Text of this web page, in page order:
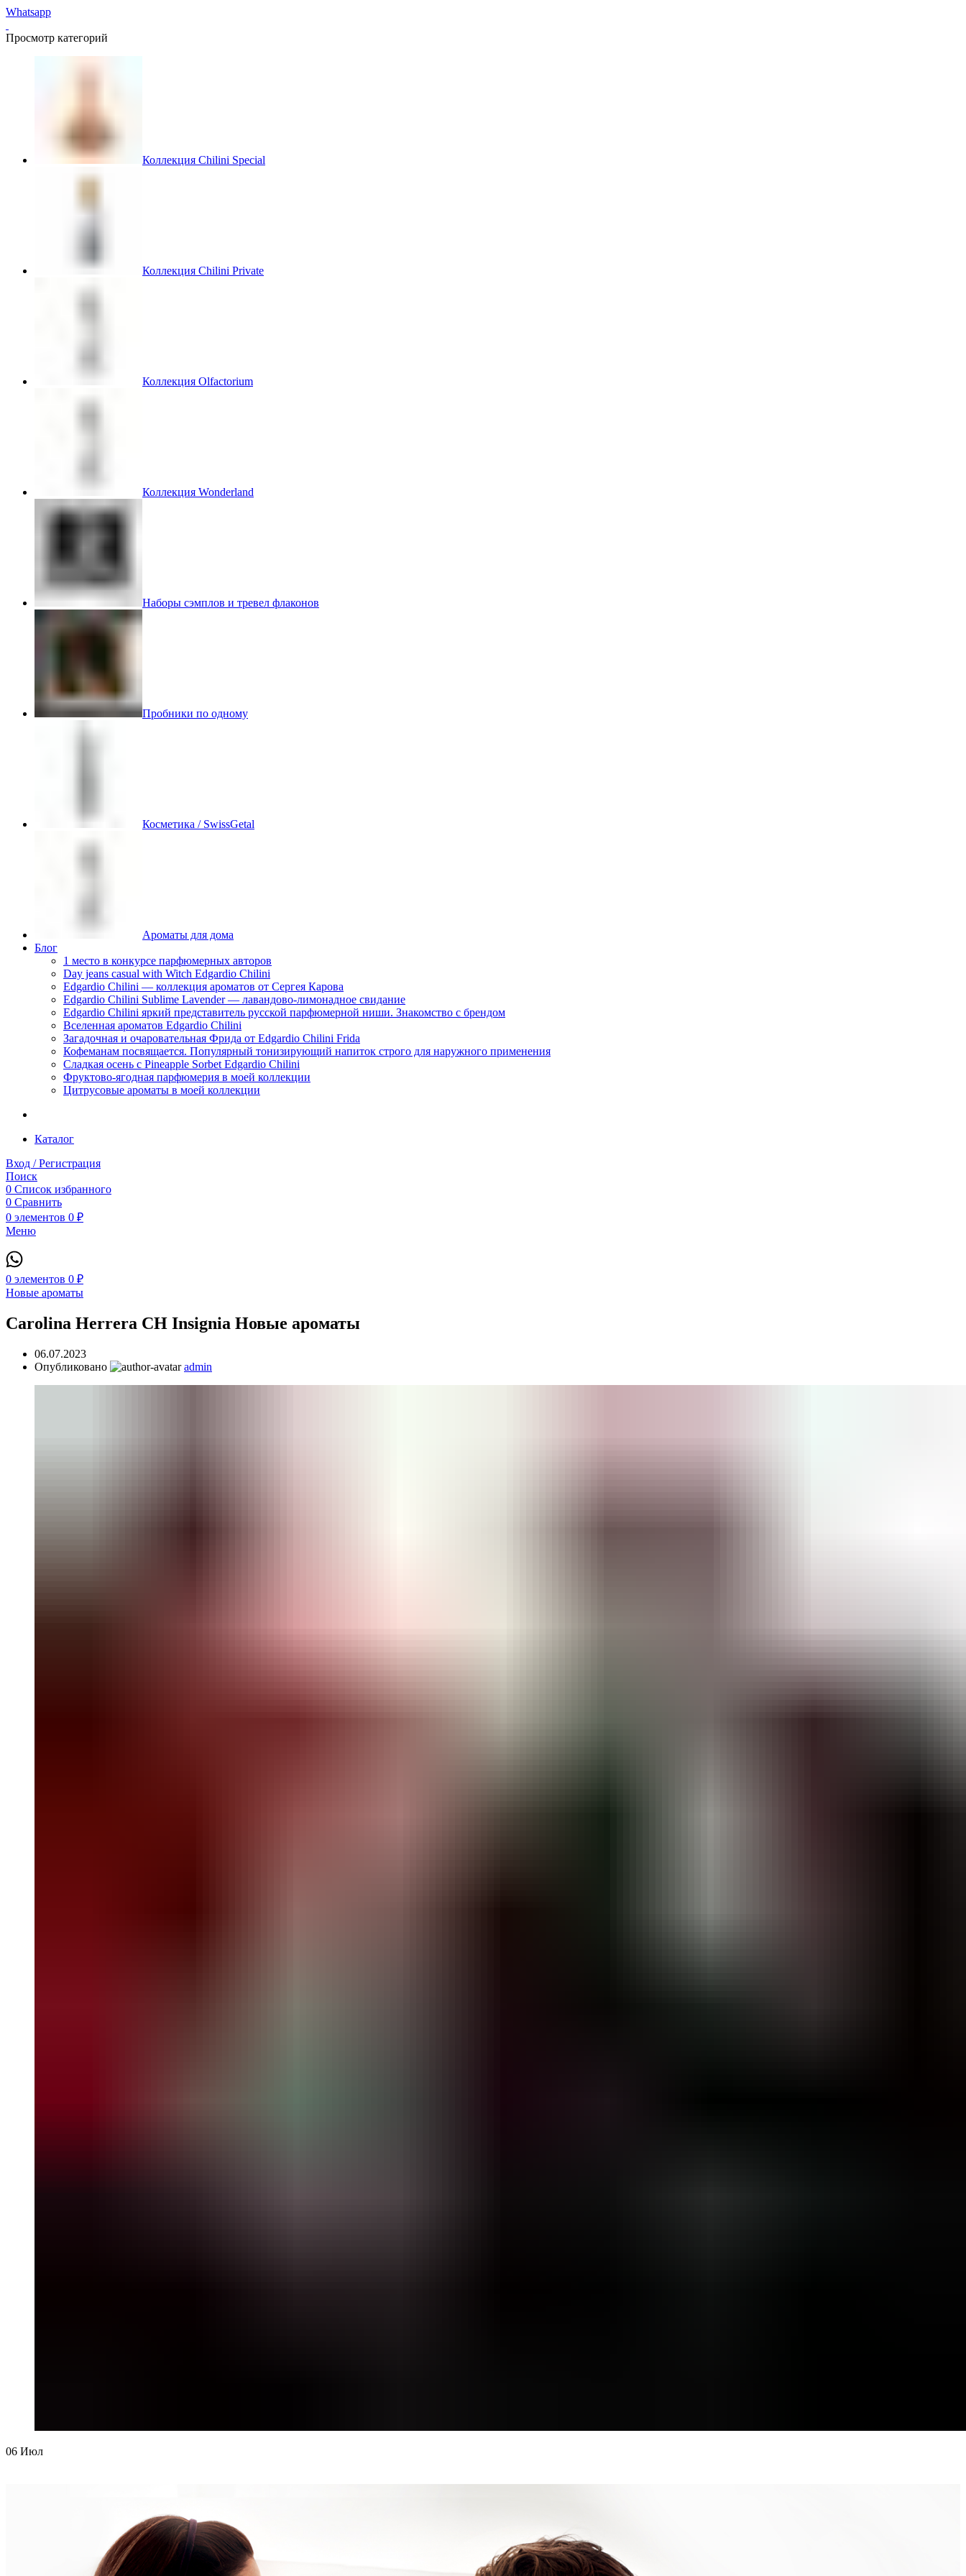
Whatsapp
Просмотр категорий
Коллекция Chilini Special
Коллекция Chilini Private
Коллекция Olfactorium
Коллекция Wonderland
Наборы сэмплов и тревел флаконов
Пробники по одному
Косметика / SwissGetal
Ароматы для дома
Блог
1 место в конкурсе парфюмерных авторов
Day jeans casual with Witch Edgardio Chilini
Edgardio Chilini — коллекция ароматов от Сергея Карова
Edgardio Chilini Sublime Lavender — лавандово-лимонадное свидание
Edgardio Chilini яркий представитель русской парфюмерной ниши. Знакомство с брендом
Вселенная ароматов Edgardio Chilini
Загадочная и очаровательная Фрида от Edgardio Chilini Frida
Кофеманам посвящается. Популярный тонизирующий напиток строго для наружного применения
Сладкая осень с Pineapple Sorbet Edgardio Chilini
Фруктово-ягодная парфюмерия в моей коллекции
​Цитрусовые ароматы в моей коллекции
Каталог
Вход / Регистрация
Поиск
0 Список избранного
0 Сравнить
0 элементов 0 ₽
Меню
0 элементов 0 ₽
Новые ароматы
Carolina Herrera CH Insignia Новые ароматы
06.07.2023
Опубликовано
admin
06 Июл